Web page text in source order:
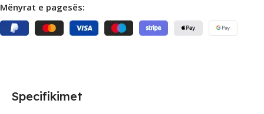
Mënyrat e pagesës:
Specifikimet